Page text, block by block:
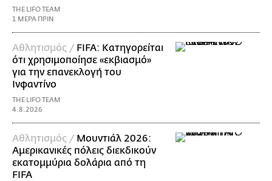
THE LIFO TEAM
1 ΜΕΡΑ ΠΡΙΝ
Αθλητισμός / FIFA: Κατηγορείται
ότι χρησιμοποίησε «εκβιασμό»
για την επανεκλογή του
Ινφαντίνο
THE LIFO TEAM
4.8.2026
Αθλητισμός / Μουντιάλ 2026:
Αμερικανικές πόλεις διεκδικούν
εκατομμύρια δολάρια από τη
FIFA